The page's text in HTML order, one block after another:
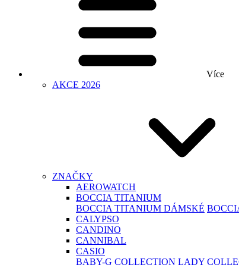
Více
AKCE 2026
ZNAČKY
AEROWATCH
BOCCIA TITANIUM
BOCCIA TITANIUM DÁMSKÉ
CALYPSO
CANDINO
CANNIBAL
CASIO
BABY-G COLLECTION LADY